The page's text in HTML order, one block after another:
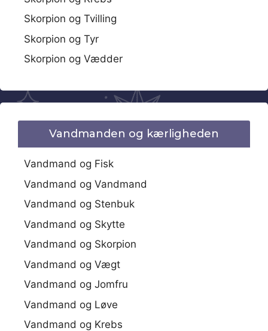
Skorpion og Tvilling
Skorpion og Tyr
Skorpion og Vædder
Vandmanden og kærligheden
Vandmand og Fisk
Vandmand og Vandmand
Vandmand og Stenbuk
Vandmand og Skytte
Vandmand og Skorpion
Vandmand og Vægt
Vandmand og Jomfru
Vandmand og Løve
Vandmand og Krebs